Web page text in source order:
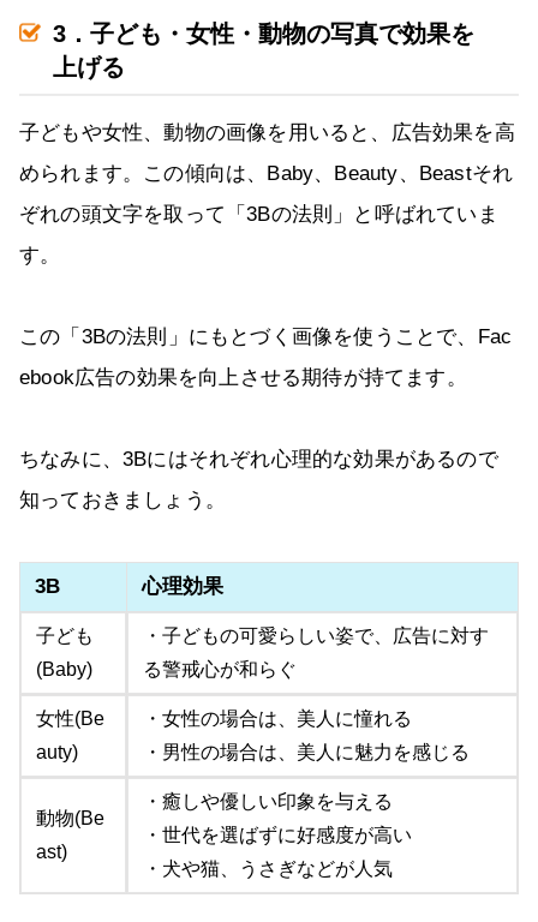
3．子ども・女性・動物の写真で効果を
上げる
子どもや女性、動物の画像を用いると、広告効果を高
められます。この傾向は、Baby、Beauty、Beastそれ
ぞれの頭文字を取って「3Bの法則」と呼ばれていま
す。
この「3Bの法則」にもとづく画像を使うことで、Fac
ebook広告の効果を向上させる期待が持てます。
ちなみに、3Bにはそれぞれ心理的な効果があるので
知っておきましょう。
3B 心理効果
子ども
(Baby)
・子どもの可愛らしい姿で、広告に対す
る警戒心が和らぐ
女性(Be
auty)
・女性の場合は、美人に憧れる
・男性の場合は、美人に魅力を感じる
動物(Be
ast)
・癒しや優しい印象を与える
・世代を選ばずに好感度が高い
・犬や猫、うさぎなどが人気